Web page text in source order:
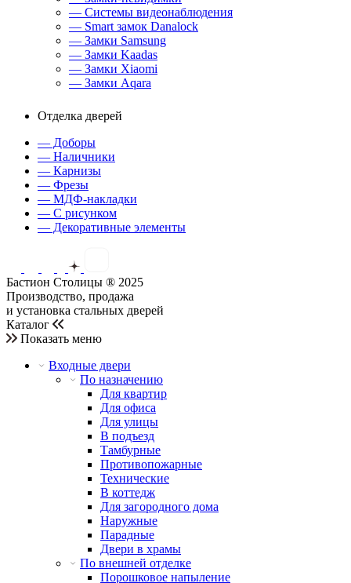
— Системы видеонаблюдения
— Smart замок Danalock
— Замки Samsung
— Замки Kaadas
— Замки Xiaomi
— Замки Aqara
Отделка дверей
— Доборы
— Наличники
— Карнизы
— Фрезы
— МДФ-накладки
— С рисунком
— Декоративные элементы
Бастион Столицы ® 2025
Производство, продажа
и установка стальных дверей
Каталог
Показать меню
Входные двери
По назначению
Для квартир
Для офиса
Для улицы
В подъезд
Тамбурные
Противопожарные
Технические
В коттедж
Для загородного дома
Наружные
Парадные
Двери в храмы
По внешней отделке
Порошковое напыление